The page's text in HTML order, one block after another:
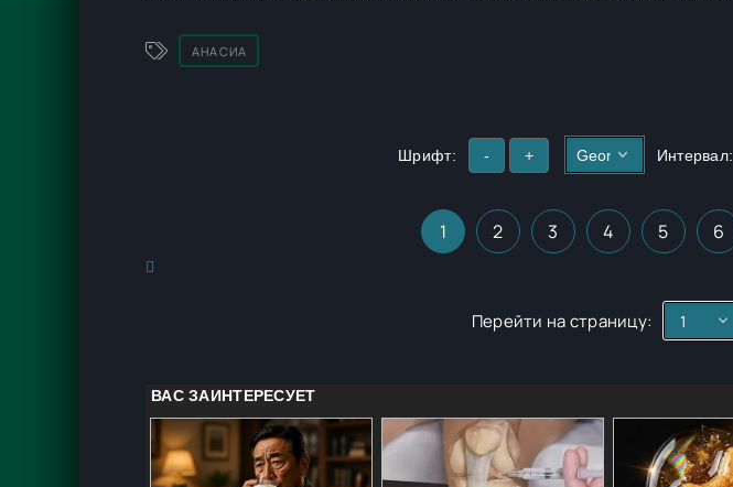
АНА СИА
Шрифт: - + Интервал:
1 2 3 4 5 6
Перейти на страницу: